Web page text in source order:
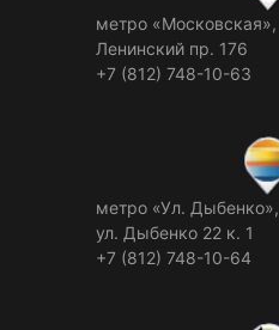
метро «Московская»,
Ленинский пр. 176
+7 (812) 748-10-63
метро «Ул. Дыбенко»,
ул. Дыбенко 22 к. 1
+7 (812) 748-10-64